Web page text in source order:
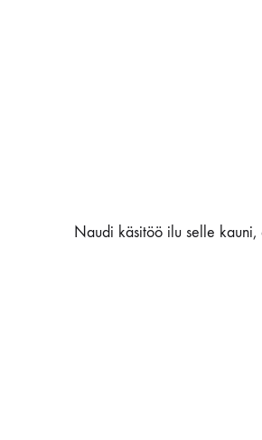
Naudi käsitöö ilu selle